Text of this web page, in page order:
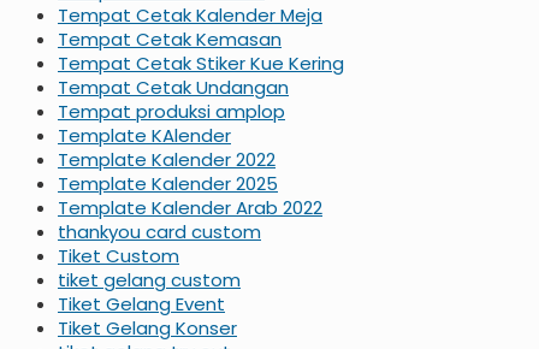
Tempat Cetak Kalender Meja
Tempat Cetak Kemasan
Tempat Cetak Stiker Kue Kering
Tempat Cetak Undangan
Tempat produksi amplop
Template KAlender
Template Kalender 2022
Template Kalender 2025
Template Kalender Arab 2022
thankyou card custom
Tiket Custom
tiket gelang custom
Tiket Gelang Event
Tiket Gelang Konser